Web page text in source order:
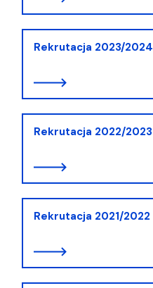
Rekrutacja 2023/2024
Rekrutacja 2022/2023
Rekrutacja 2021/2022